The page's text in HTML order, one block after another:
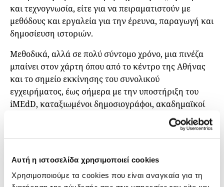
Αυτή η ιστοσελίδα χρησιμοποιεί cookies
Χρησιμοποιούμε τα cookies που είναι αναγκαία για τη
και τεχνογνωσία, είτε για να πειραματιστούν με
μεθόδους και εργαλεία για την έρευνα, παραγωγή και
δημοσίευση ιστοριών.
Μεθοδικά, αλλά σε πολύ σύντομο χρόνο, μια πινέζα
μπαίνει στον χάρτη όπου από το κέντρο της Αθήνας
και το σημείο εκκίνησης του συνολικού
εγχειρήματος, έως σήμερα με την υποστήριξη του
iMEdD, καταξιωμένοι δημοσιογράφοι, ακαδημαϊκοί
και φοιτητές έχουν παράξει 24 δημοσιογραφικά έργα,
έχουν πραγματοποιήσει ή συμμετάσχει σε 24
workshops και εκπαιδευτικά προγράμματα, ενώ ο
Οργανισμός έχει παράξει και δημοσιεύσει συνολικά
περισσότερες από 100 έρευνες και ιστορίες, καθώς
και δύο διαδραστικές εφαρμογές.Μέσα στην